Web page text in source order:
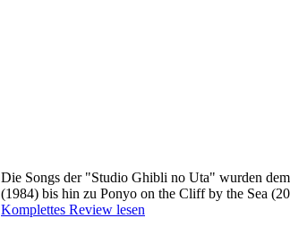
Die Songs der "Studio Ghibli no Uta" wurden
(1984) bis hin zu Ponyo on the Cliff by the Sea
Komplettes Review lesen